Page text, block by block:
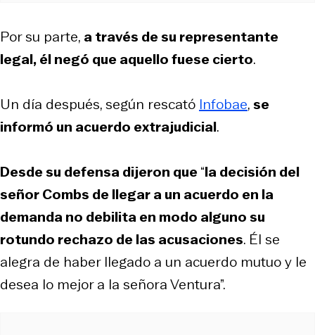
Por su parte, a través de su representante
legal, él negó que aquello fuese cierto.
Un día después, según rescató Infobae,se
informó un acuerdo extrajudicial.
Desde su defensa dijeron que“la decisión del
señor Combs de llegar a un acuerdo en la
demanda no debilita en modo alguno su
rotundo rechazo de las acusaciones. Él se
alegra de haber llegado a un acuerdo mutuo y le
desea lo mejor a la señora Ventura”.